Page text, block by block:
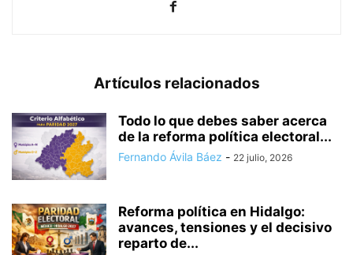
Artículos relacionados
Todo lo que debes saber acerca
de la reforma política electoral...
Fernando Ávila Báez - 22 julio, 2026
Reforma política en Hidalgo:
avances, tensiones y el decisivo
reparto de...